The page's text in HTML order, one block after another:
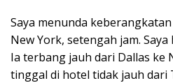
Saya menunda
New York, setengah jam.
Ia terbang jauh dari Dallas ke
tinggal di hotel tidak jauh dari